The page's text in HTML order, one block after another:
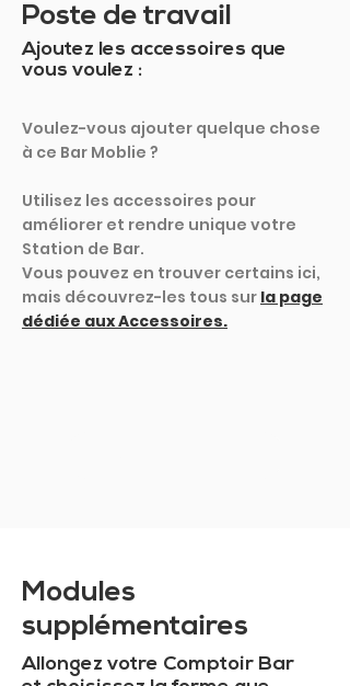
Poste de travail
Ajoutez les accessoires que
vous voulez :
Voulez-vous ajouter quelque chose
à ce Bar Moblie ?
Utilisez les accessoires pour
améliorer et rendre unique votre
Station de Bar.
Vous pouvez en trouver certains ici,
mais découvrez-les tous sur la page
dédiée aux Accessoires.
Modules
supplémentaires
Allongez votre Comptoir Bar